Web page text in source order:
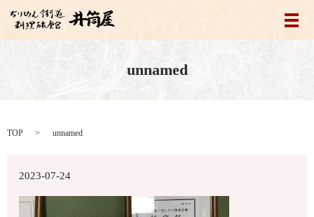
メ
unnamed
TOP unnamed
2023-07-24